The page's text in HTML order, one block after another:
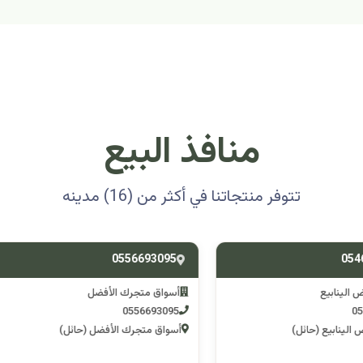
منافذ البيع
تتوفر منتجاتنا في أكثر من (16) مدينه
متجرك الأفضل
متجرك الأفضل (حائل)
0501314012
اسوق مكشات جو
0501314012
اسوق مكشات جو (الرصف)